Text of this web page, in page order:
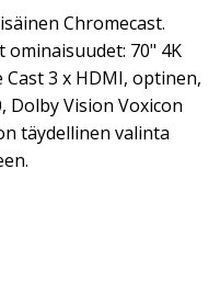
Chromecast.
ominaisuudet: 70" 4K
Cast 3 x HDMI, optinen,
Dolby Vision Voxicon
täydellinen valinta